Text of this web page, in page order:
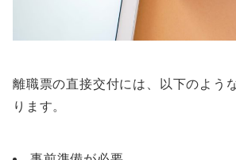
離職票の直接交付には、以下のよう
ります。